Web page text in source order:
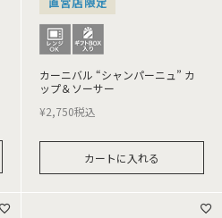
カーニバル “シャンパーニュ” カ
ップ＆ソーサー
¥2,750税込
カートに入れる